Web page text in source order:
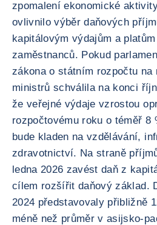
zpomalení ekonomické
ovlivnilo výběr daňových
kapitálovým výdajům a
zaměstnanců. Pokud
zákona o státním rozpočtu na
ministrů schválila na konci
že veřejné výdaje vzrostou
rozpočtovému roku o téměř 8
bude kladen na vzdělávání,
zdravotnictví. Na straně
ledna 2026 zavést daň z
cílem rozšířit daňový základ.
2024 představovaly přibližně
méně než průměr v asijsko-